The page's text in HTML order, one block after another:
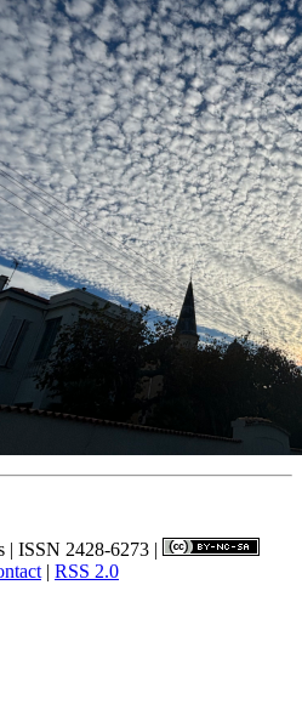
| ISSN 2428-6273 |
| RSS 2.0